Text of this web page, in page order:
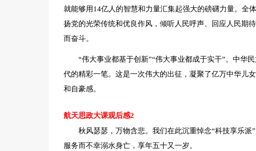
就能够用14亿人的智慧和力量汇集起强大的磅礴力量。全
扬党的光荣传统和优良作风，倾听人民呼声、回应人民期
而奋斗。
“伟大事业都基于创新”“伟大事业都成于实干”。中华
代的精彩一笔。这是一次伟大的出征，凝聚了亿万中华儿
和自豪感。
航天思政大课观后感2
秋风瑟瑟，万物含悲。我们在此沉重悼念“科技享乐
服务而不幸溺水身亡，享年五十又一岁。